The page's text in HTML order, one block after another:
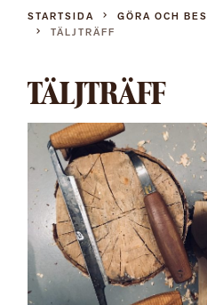
STARTSIDA GÖRA OCH
TÄLJTRÄFF
TÄLJTRÄFF